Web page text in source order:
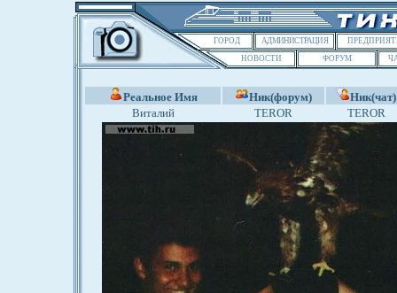
ГОРОД АДМИНИСТРАЦИЯ
НОВОСТИ
ФОРУМ
Реальное Имя Ник(форум)
Ник(чат)
Виталий
TEROR TEROR